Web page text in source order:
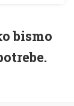
bismo